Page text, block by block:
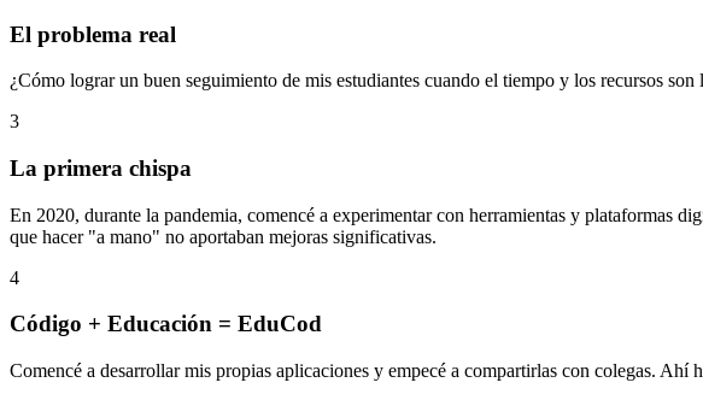
El problema real
¿Cómo lograr un buen seguimiento de mis estudiantes cuando el tiempo y los recursos son
3
La primera chispa
En 2020, durante la pandemia, comencé a experimentar con herramientas y plataformas
que hacer "a mano" no aportaban mejoras significativas.
4
Código + Educación = EduCod
Comencé a desarrollar mis propias aplicaciones y empecé a compartirlas con colegas.